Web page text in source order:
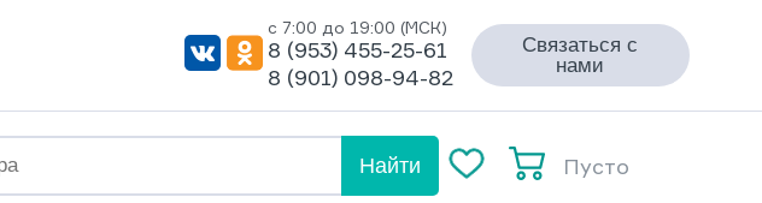
с 7:00 до 19:00 (МСК)
8 (953) 455-25-61
8 (901) 098-94-82
Связаться с
нами
Найти Пусто